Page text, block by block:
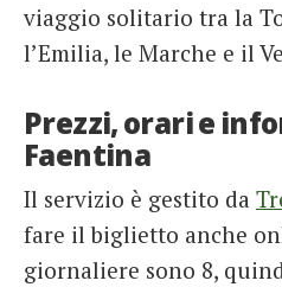
viaggio solitario tra la
l’Emilia, le Marche e il
Prezzi, orari e
Faentina
Il servizio è gestito da
fare il biglietto anche
giornaliere sono 8,